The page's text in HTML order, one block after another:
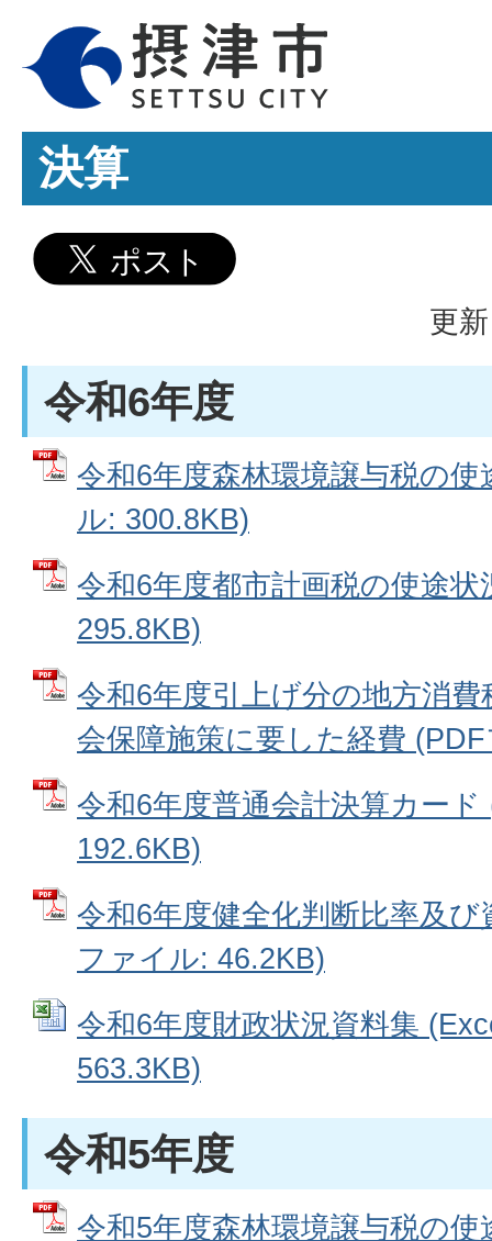
決算
更
令和6年度
令和6年度森林環境譲与税の
ル: 300.8KB)
令和6年度都市計画税の使途
295.8KB)
令和6年度引上げ分の地方消
会保障施策に要した経費
令和6年度普通会計決算カー
192.6KB)
令和6年度健全化判断比率及
ファイル: 46.2KB)
令和6年度財政状況資料集
563.3KB)
令和5年度
令和5年度森林環境譲与税の